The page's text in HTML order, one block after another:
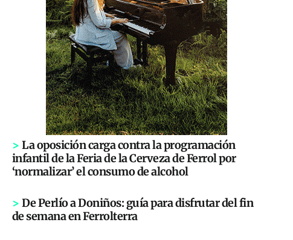
> La oposición carga contra la programación
infantil de la Feria de la Cerveza de Ferrol por
‘normalizar’ el consumo de alcohol
> De Perlío a Doniños: guía para disfrutar del fin
de semana en Ferrolterra